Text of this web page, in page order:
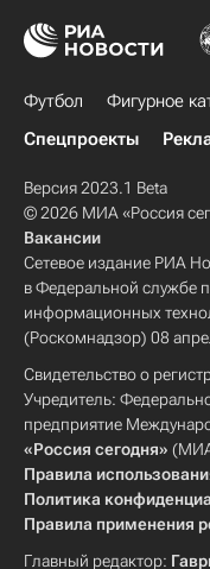
Футбол Фигурное
Спецпроекты
Версия 2023.1 Beta
© 2026 МИА «Россия
Вакансии
Сетевое издание РИА
в Федеральной службе
информационных
(Роскомнадзор) 08
Свидетельство о
Учредитель:
предприятие
«Россия сегодня» (МИА
Правила
Политика
Правила применения
Главный редактор: